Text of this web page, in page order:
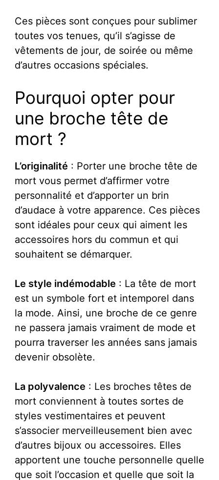
Ces pièces sont conçues pour sublimer
toutes vos tenues, qu’il s’agisse de
vêtements de jour, de soirée ou même
d’autres occasions spéciales.
Pourquoi opter pour
une broche tête de
mort ?
L’originalité : Porter une broche tête de
mort vous permet d’affirmer votre
personnalité et d’apporter un brin
d’audace à votre apparence. Ces pièces
sont idéales pour ceux qui aiment les
accessoires hors du commun et qui
souhaitent se démarquer.
Le style indémodable : La tête de mort
est un symbole fort et intemporel dans
la mode. Ainsi, une broche de ce genre
ne passera jamais vraiment de mode et
pourra traverser les années sans jamais
devenir obsolète.
La polyvalence : Les broches têtes de
mort conviennent à toutes sortes de
styles vestimentaires et peuvent
s’associer merveilleusement bien avec
d’autres bijoux ou accessoires. Elles
apportent une touche personnelle quelle
que soit l’occasion et quelle que soit la